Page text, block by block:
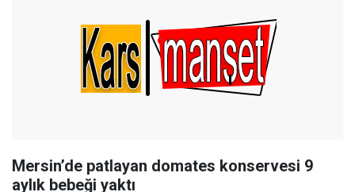
Mersin’de patlayan domates konservesi 9
aylık bebeği yaktı